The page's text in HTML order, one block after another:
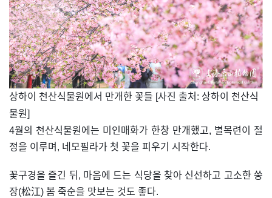
​상하이 천산식물원에서 만개한 꽃들 [사진 출처: 상하이 천산식
물원]
4월의 천산식물원에는 미인매화가 한창 만개했고, 별목련이 절
정을 이루며, 네모필라가 첫 꽃을 피우기 시작한다.
꽃구경을 즐긴 뒤, 마음에 드는 식당을 찾아 신선하고 고소한 쑹
장(松江) 봄 죽순을 맛보는 것도 좋다.